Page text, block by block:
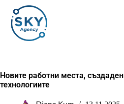
Новите работни места,
технологиите